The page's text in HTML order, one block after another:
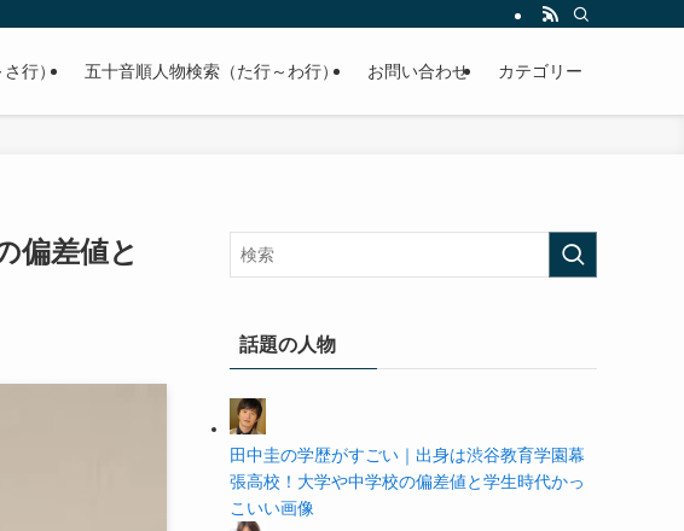
手などの有名人の学歴や高校・大学の偏差値まで紹介していきます。
さ行） 五十音順人物検索（た行～わ行） お問い合わせ カテゴリー
偏差値と
話題の人物
田中圭の学歴がすごい｜出身は渋谷教育学園幕
張高校！大学や中学校の偏差値と学生時代かっ
こいい画像